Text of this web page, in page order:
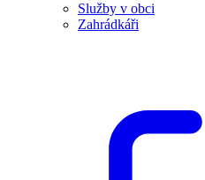
Služby v obci
Zahrádkáři